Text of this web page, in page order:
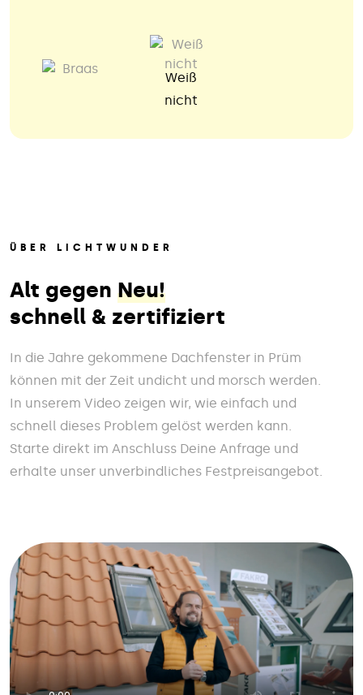
Weiß
nicht
ÜBER LICHTWUNDER
Alt gegen Neu!
schnell & zertifiziert
In die Jahre gekommene Dachfenster in Prüm
können mit der Zeit undicht und morsch werden.
In unserem Video zeigen wir, wie einfach und
schnell dieses Problem gelöst werden kann.
Starte direkt im Anschluss Deine Anfrage und
erhalte unser unverbindliches Festpreisangebot.